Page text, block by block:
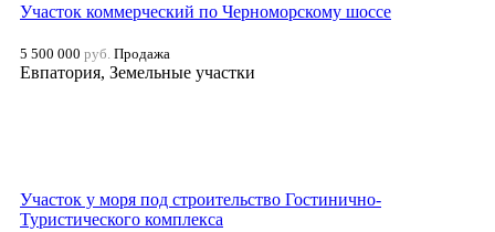
Участок коммерческий по Черноморскому шоссе
5 500 000 руб. Продажа
Евпатория, Земельные участки
Участок у моря под строительство Гостинично-
Туристического комплекса